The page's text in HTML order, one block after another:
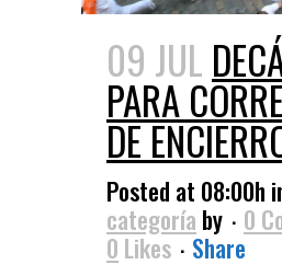
09 JUL
PARA
DE
Posted at 08:00h
categoría by
0
0 Likes
Share